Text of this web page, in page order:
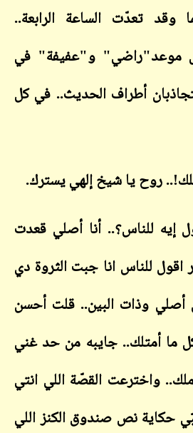
الساعة الرابعة..
و"عفيفة" في
أطراف الحديث.. في كل
يا شيخ إلهي يسترك.
أنا أصلي قعدت
انا جبت الثروة دي
البين.. قلت أحسن
جايبه من حد غني
القصّة اللي انتي
نص صندوق الكنز اللي